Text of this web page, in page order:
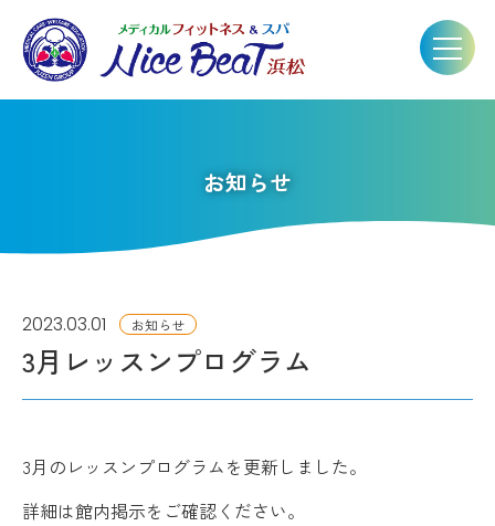
お知らせ
2023.03.01 お知らせ
3月レッスンプログラム
3月のレッスンプログラムを更新しました。
詳細は館内掲示をご確認ください。